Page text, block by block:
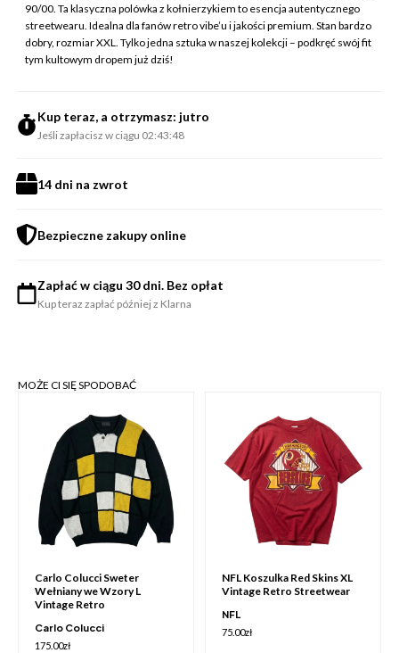
90/00. Ta klasyczna polówka z kołnierzykiem to esencja autentycznego
streetwearu. Idealna dla fanów retro vibe’u i jakości premium. Stan bardzo
dobry, rozmiar XXL. Tylko jedna sztuka w naszej kolekcji – podkręć swój fit
tym kultowym dropem już dziś!
Kup teraz, a otrzymasz: jutro
Jeśli zapłacisz w ciągu 02:43:48
14 dni na zwrot
Bezpieczne zakupy online
Zapłać w ciągu 30 dni. Bez opłat
Kup teraz zapłać później z Klarna
MOŻE CI SIĘ SPODOBAĆ
Carlo Colucci Sweter
Wełniany we Wzory L
Vintage Retro
Carlo Colucci
175.00zł
NFL Koszulka Red Skins XL
Vintage Retro Streetwear
NFL
75.00zł